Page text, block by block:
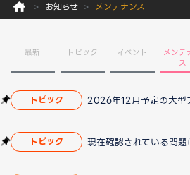
お知らせ メンテナンス
最新 トピック イベント
メンテ
ス
トピック
トピック